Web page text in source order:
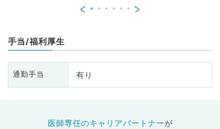
< >
手当/福利厚生
通勤手当 有り
医師専任のキャリアパートナーが